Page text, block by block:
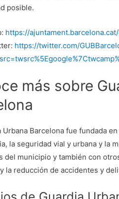
posible.
https://
https://twitter.com/
más sobre
Urbana Barcelona fue fundada
la seguridad vial y urbana y la
del municipio y también con
la reducción de accidentes y